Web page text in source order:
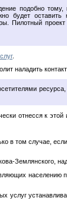
подобно тому,
будет оставить
Пилотный
.
наладить
отнесся к
в том случае,
Землянского,
населению
услуг